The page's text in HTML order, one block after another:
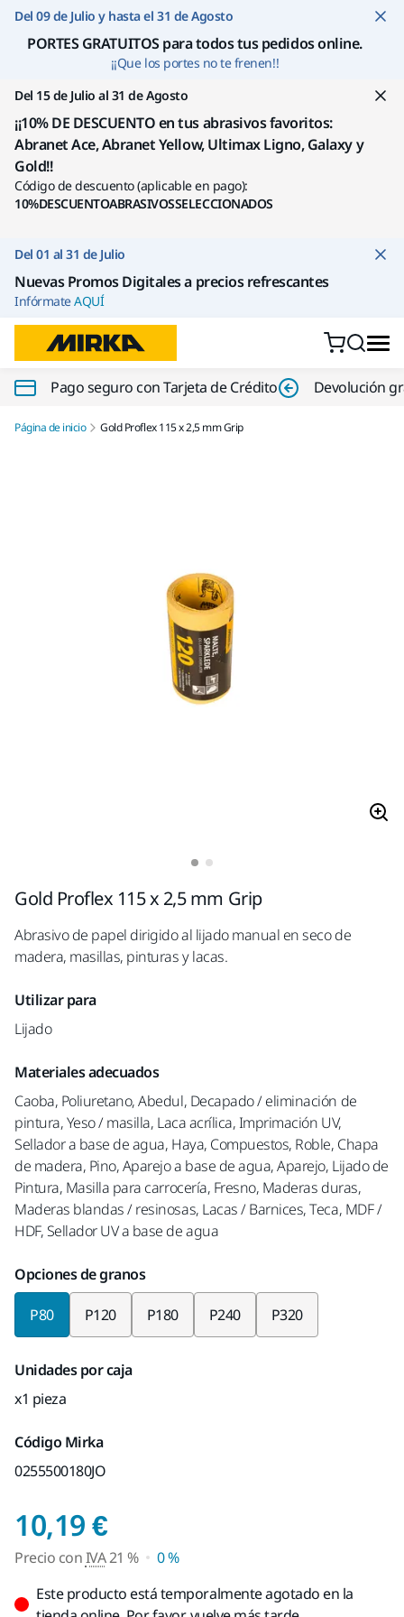
Ir a contenido
Del 09 de Julio y hasta el 31 de Agosto
PORTES GRATUITOS para todos tus pedidos online.
¡¡Que los portes no te frenen!!
Del 15 de Julio al 31 de Agosto
¡¡10% DE DESCUENTO en tus abrasivos favoritos:
Abranet Ace, Abranet Yellow, Ultimax Ligno, Galaxy y
Gold!!
Código de descuento (aplicable en pago):
10%DESCUENTOABRASIVOSSELECCIONADOS
Del 01 al 31 de Julio
Nuevas Promos Digitales a precios refrescantes
InfórmateAQUÍ
Pago seguro con Tarjeta de Crédito Devolución
Página de inicio Gold Proflex 115 x 2,5 mm Grip
Gold Proflex 115 x 2,5 mm Grip
Abrasivo de papel dirigido al lijado manual en seco de
madera, masillas, pinturas y lacas.
Utilizar para
Lijado
Materiales adecuados
Caoba, Poliuretano, Abedul, Decapado / eliminación de
pintura, Yeso / masilla, Laca acrílica, Imprimación UV,
Sellador a base de agua, Haya, Compuestos, Roble, Chapa
de madera, Pino, Aparejo a base de agua, Aparejo, Lijado de
Pintura, Masilla para carrocería, Fresno, Maderas duras,
Maderas blandas / resinosas, Lacas / Barnices, Teca, MDF /
HDF, Sellador UV a base de agua
Opciones de granos
P80 P120 P180 P240 P320
Unidades por caja
x1 pieza
Código Mirka
0255500180JO
10,19 €Precio con IVA 21 %
Precio conIVA21 %
0 %
Este producto está temporalmente agotado en la